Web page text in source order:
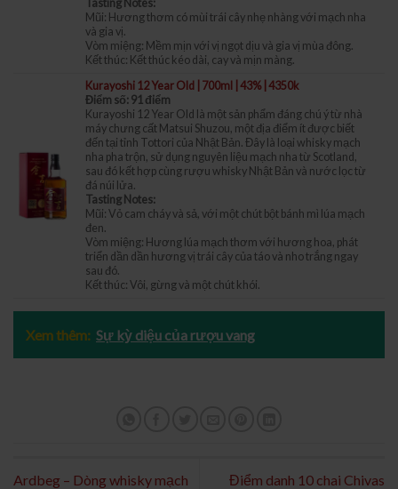
Tasting Notes:
Mũi: Hương thơm có mùi trái cây nhẹ nhàng với mạch nha
và gia vị.
Vòm miệng: Mềm mịn với vị ngọt dịu và gia vị mùa đông.
Kết thúc: Kết thúc kéo dài, cay và mịn màng.
Kurayoshi 12 Year Old | 700ml | 43% | 4350k
Điểm số: 91 điểm
Kurayoshi 12 Year Old là một sản phẩm đáng chú ý từ nhà
máy chưng cất Matsui Shuzou, một địa điểm ít được biết
đến tại tỉnh Tottori của Nhật Bản. Đây là loại whisky mạch
nha pha trộn, sử dụng nguyên liệu mạch nha từ Scotland,
sau đó kết hợp cùng rượu whisky Nhật Bản và nước lọc từ
đá núi lửa.
Tasting Notes:
Mũi: Vỏ cam cháy và sả, với một chút bột bánh mì lúa mạch
đen.
Vòm miệng: Hương lúa mạch thơm với hương hoa, phát
triển dần dần hương vị trái cây của táo và nho trắng ngay
sau đó.
Kết thúc: Vôi, gừng và một chút khói.
Xem thêm: Sự kỳ diệu của rượu vang
Ardbeg – Dòng whisky mạch
Điểm danh 10 chai Chivas